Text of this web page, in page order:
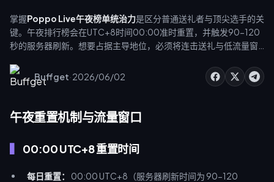
掌握Poppo Live午夜榜单统治力是区分普通送礼者与顶尖选手的关
键。午夜排行榜会在UTC+8时间00:00准时重置，并触发90-120
秒的服务器刷新。想要占据主导地位，必须将连击送礼与低流量窗
7,000-7,200金币，这会严重限制你的进度。但通过buffget获取
[Poppo Live最快VIP金币交易]
70%的额外价值，确保你的钱包随时为高强度的午夜送礼做好准
备。
Buffget·2026/06/02
午夜重置机制与流量窗口
00:00 UTC+8 重置时间
每日重置：
00:00 UTC+8（服务器刷新时间为 90-120